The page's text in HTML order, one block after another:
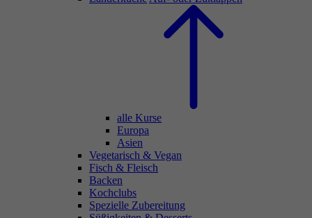
alle Kurse
Europa
Asien
Vegetarisch & Vegan
Fisch & Fleisch
Backen
Kochclubs
Spezielle Zubereitung